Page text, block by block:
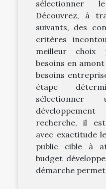
sélectionner
Découvrez, à
suivants, des
critères
meilleur choix
besoins en amont
besoins
étape
recherche, il
avec exactitude
public cible à
budget
démarche permet